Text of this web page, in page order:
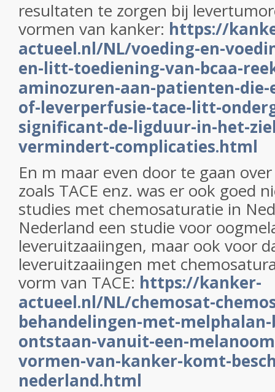
resultaten te zorgen bij
vormen van kanker: https://
actueel.nl/NL/voeding-en-
en-litt-toediening-van-bcaa-
aminozuren-aan-patienten-
of-leverperfusie-tace-litt-
significant-de-ligduur-in-het-
vermindert-complicaties.html
En m maar even door te gaan
zoals TACE enz. was er ook goed
studies met chemosaturatie in
Nederland een studie voor
leveruitzaaiingen, maar ook voor
leveruitzaaiingen met
vorm van TACE: https://kanker-
actueel.nl/NL/chemosat-
behandelingen-met-
ontstaan-vanuit-een-
vormen-van-kanker-komt-
nederland.html